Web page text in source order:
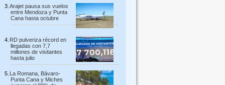
Arajet pausa sus vuelos
entre Mendoza y Punta
Cana hasta octubre
RD pulveriza récord en
llegadas con 7,7
millones de visitantes
hasta julio
La Romana, Bávaro-
Punta Cana y Miches